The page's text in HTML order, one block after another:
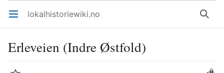
Åpne hovedmenyen lokalhistoriewiki.no Søk
Erleveien (Indre Østfold)